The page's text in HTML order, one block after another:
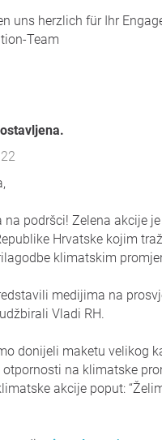
uns herzlich für Ihr
Team
na podršci! Zelena akcije
Hrvatske kojim
klimatskim
medijima na
Vladi RH.
donijeli maketu velikog
na klimatske
akcije poput: